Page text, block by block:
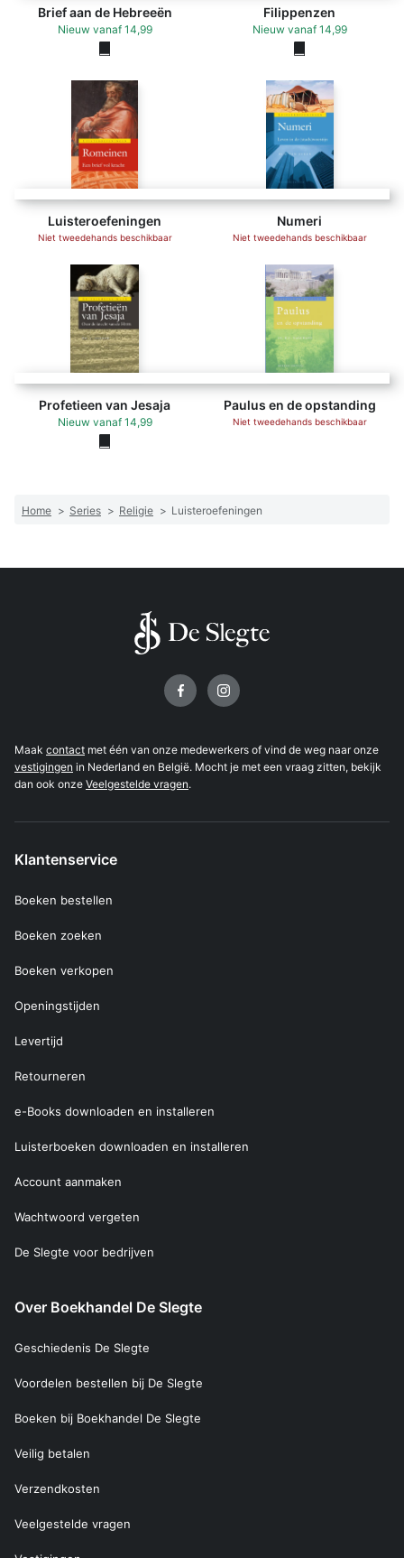
Brief aan de Hebreeën
Nieuw vanaf 14,99
Filippenzen
Nieuw vanaf 14,99
Luisteroefeningen
Niet tweedehands beschikbaar
Numeri
Niet tweedehands beschikbaar
Profetieen van Jesaja
Nieuw vanaf 14,99
Paulus en de opstanding
Niet tweedehands beschikbaar
Home > Series > Religie > Luisteroefeningen
Maak contact met één van onze medewerkers of vind de weg naar onze
vestigingen in Nederland en België. Mocht je met een vraag zitten, bekijk
dan ook onze Veelgestelde vragen.
Klantenservice
Boeken bestellen
Boeken zoeken
Boeken verkopen
Openingstijden
Levertijd
Retourneren
e-Books downloaden en installeren
Luisterboeken downloaden en installeren
Account aanmaken
Wachtwoord vergeten
De Slegte voor bedrijven
Over Boekhandel De Slegte
Geschiedenis De Slegte
Voordelen bestellen bij De Slegte
Boeken bij Boekhandel De Slegte
Veilig betalen
Verzendkosten
Veelgestelde vragen